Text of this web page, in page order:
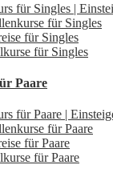
für Singles |
für Singles
für Singles
für Singles
Paare
für Paare |
für Paare
für Paare
für Paare